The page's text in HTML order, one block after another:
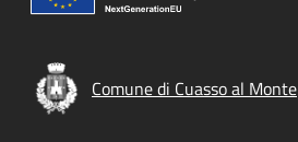
Comune di Cuasso al Monte